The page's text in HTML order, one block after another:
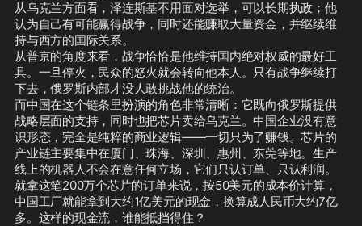
从乌克兰方面看，泽连斯基不用面对选举，可以长期执政；他
认为自己有可能赢得战争，同时还能赚取大量资金，并继续维
持与西方的国际关系。
从普京的角度来看，战争恰恰是他维持国内绝对权威的最好工
具。一旦停火，民众的怒火就会转向他本人。只有战争继续打
下去，俄罗斯内部才没人敢挑战他的统治。
而中国在这个链条里扮演的角色非常清晰：它既向俄罗斯提供
战略层面的支持，同时也把芯片卖给乌克兰。中国企业没有意
识形态，完全是纯粹的商业逻辑——一切只为了赚钱。芯片的
产业链主要集中在厦门、珠海、深圳、惠州、东莞等地。生产
线上的机器人不会在意任何立场，它们只认订单、只认利润。
就拿这笔200万个芯片的订单来说，按50美元的成本价计算，
中国工厂就能拿到大约1亿美元的现金，换算成人民币大约7亿
多。这样的现金流，谁能抵挡得住？